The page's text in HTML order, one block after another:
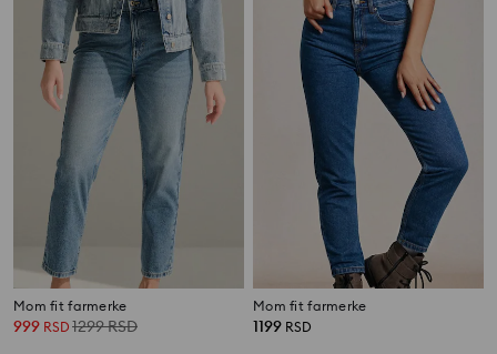
Mom fit farmerke
999 RSD 1299RSD
Mom fit farmerke
1199 RSD